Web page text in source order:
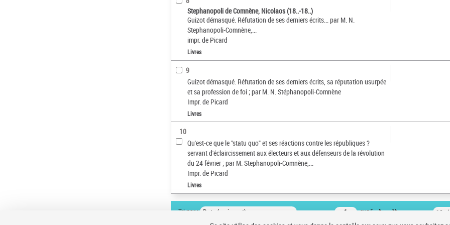
Stephanopoli de Comnène, Nicolaos (18..-18..)
Guizot démasqué. Réfutation de ses derniers écrits... par M. N.
Stephanopoli-Comnène,...
impr. de Picard
Livres
9
Guizot démasqué. Réfutation de ses derniers écrits, sa réputation usurpée
et sa profession de foi ; par M. N. Stéphanopoli-Comnène
Impr. de Picard
Livres
10
Qu'est-ce que le "statu quo" et ses réactions contre les républiques ?
servant d'éclaircissement aux électeurs et aux défenseurs de la révolution
du 24 février ; par M. Stephanopoli-Comnène,...
Impr. de Picard
Livres
Tri par : Date (croissant) sur 5 10